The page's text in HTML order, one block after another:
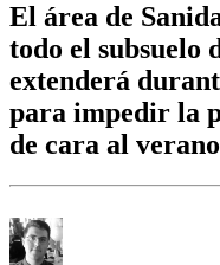
El área de
todo el subsuelo
extenderá
para impedir la
de cara al verano